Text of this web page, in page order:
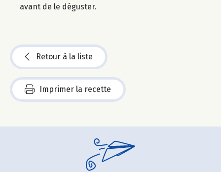
avant de le déguster.
Retour à la liste
Imprimer la recette